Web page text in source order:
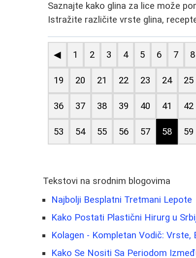
Saznajte kako glina za lice može
Istražite različite vrste glina,
◀ 1 2 3 4 5 6 7 8
19 20 21 22 23 24 25
36 37 38 39 40 41 42
53 54 55 56 57 58 59
Tekstovi na srodnim blogovima
Najbolji Besplatni Tretmani Lepote
Kako Postati Plastični Hirurg u
Kolagen - Kompletan Vodič:
Kako Se Nositi Sa Periodom